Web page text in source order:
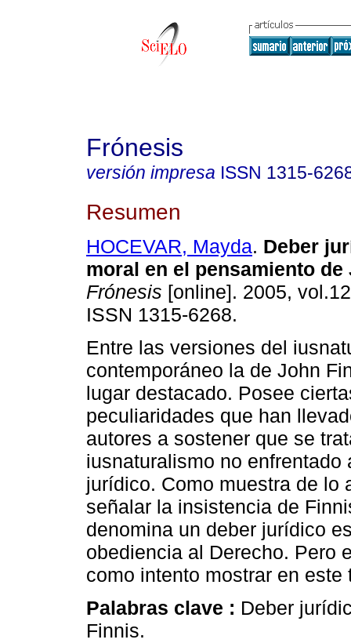
Frónesis
versión impresa ISSN 1315-
Resumen
HOCEVAR, Mayda. Deber
moral en el pensamiento
Frónesis [online]. 2005,
ISSN 1315-6268.
Entre las versiones del
contemporáneo la de John
lugar destacado. Posee
peculiaridades que han
autores a sostener que se
iusnaturalismo no enfrentado
jurídico. Como muestra de lo
señalar la insistencia de
denomina un deber jurídico
obediencia al Derecho. Pero
como intento mostrar en este
Palabras clave : Deber
Finnis.